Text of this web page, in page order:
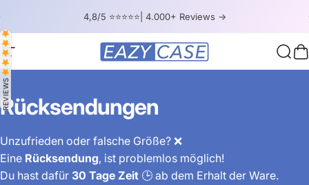
4,8/5 ⭐⭐⭐⭐⭐| 4.000+ Reviews ->
Site navigation EAZY CASE
REVIEWS
Rücksendungen
Unzufrieden oder falsche Größe? ❌
Eine Rücksendung, ist problemlos möglich!
Du hast dafür 30 Tage Zeit 🕒 ab dem Erhalt der Ware.